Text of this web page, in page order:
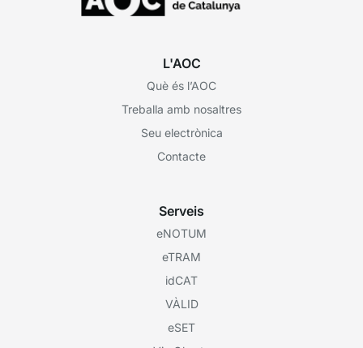
L'AOC
Què és l’AOC
Treballa amb nosaltres
Seu electrònica
Contacte
Serveis
eNOTUM
eTRAM
idCAT
VÀLID
eSET